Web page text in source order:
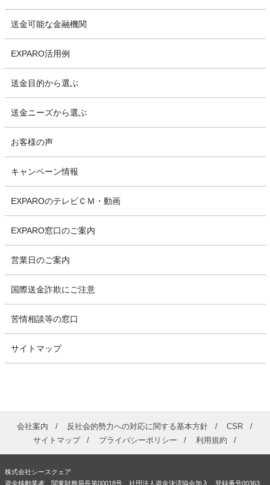
送金可能な金融機関
EXPARO活用例
送金目的から選ぶ
送金ニーズから選ぶ
お客様の声
キャンペーン情報
EXPAROのテレビＣＭ・動画
EXPARO窓口のご案内
営業日のご案内
国際送金詐欺にご注意
苦情相談等の窓口
サイトマップ
会社案内 反社会的勢力への対応に関する基本方針
CSR
サイトマップ
プライバシーポリシー 利用規約
株式会社シースクェア
資金移動業者 関東財務局長第00018号 社団法人資金決済協会加入 登録番号00363